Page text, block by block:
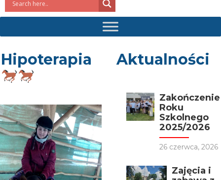
Hipoterapia Aktualności
Zakończenie
Roku
Szkolnego
2025/2026
26 czerwca, 2026
Zajęcia i